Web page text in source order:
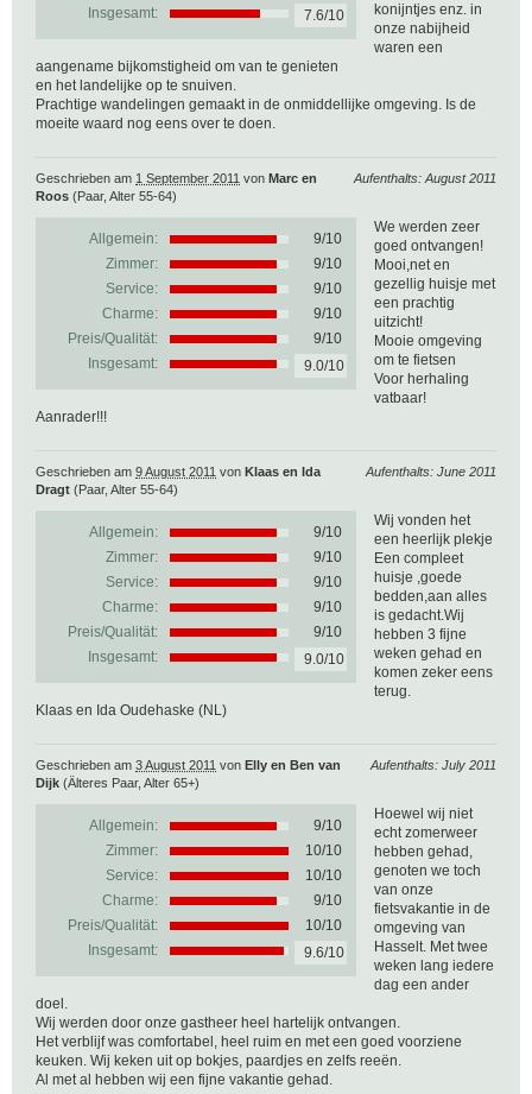
Insgesamt:
7.6/10
konijntjes enz. in
onze nabijheid
waren een
aangename bijkomstigheid om van te genieten
en het landelijke op te snuiven.
Prachtige wandelingen gemaakt in de onmiddellijke omgeving. Is de
moeite waard nog eens over te doen.
Aufenthalts: August 2011
Geschrieben am 1 September 2011 von Marc en
Roos (Paar, Alter 55-64)
Allgemein: 9/10
Zimmer:
9/10
Service:
9/10
Charme:
9/10
Preis/Qualität:
9/10
Insgesamt:
9.0/10
We werden zeer
goed ontvangen!
Mooi,net en
gezellig huisje met
een prachtig
uitzicht!
Mooie omgeving
om te fietsen
Voor herhaling
vatbaar!
Aanrader!!!
Aufenthalts: June 2011
Geschrieben am 9 August 2011 von Klaas en Ida
Dragt (Paar, Alter 55-64)
Allgemein: 9/10
Zimmer:
9/10
Service:
9/10
Charme:
9/10
Preis/Qualität:
9/10
Insgesamt:
9.0/10
Wij vonden het
een heerlijk plekje
Een compleet
huisje ,goede
bedden,aan alles
is gedacht.Wij
hebben 3 fijne
weken gehad en
komen zeker eens
terug.
Klaas en Ida Oudehaske (NL)
Aufenthalts: July 2011
Geschrieben am 3 August 2011 von Elly en Ben van
Dijk (Älteres Paar, Alter 65+)
Allgemein: 9/10
Zimmer:
10/10
Service:
10/10
Charme:
9/10
Preis/Qualität:
10/10
Insgesamt:
9.6/10
Hoewel wij niet
echt zomerweer
hebben gehad,
genoten we toch
van onze
fietsvakantie in de
omgeving van
Hasselt. Met twee
weken lang iedere
dag een ander
doel.
Wij werden door onze gastheer heel hartelijk ontvangen.
Het verblijf was comfortabel, heel ruim en met een goed voorziene
keuken. Wij keken uit op bokjes, paardjes en zelfs reeën.
Al met al hebben wij een fijne vakantie gehad.